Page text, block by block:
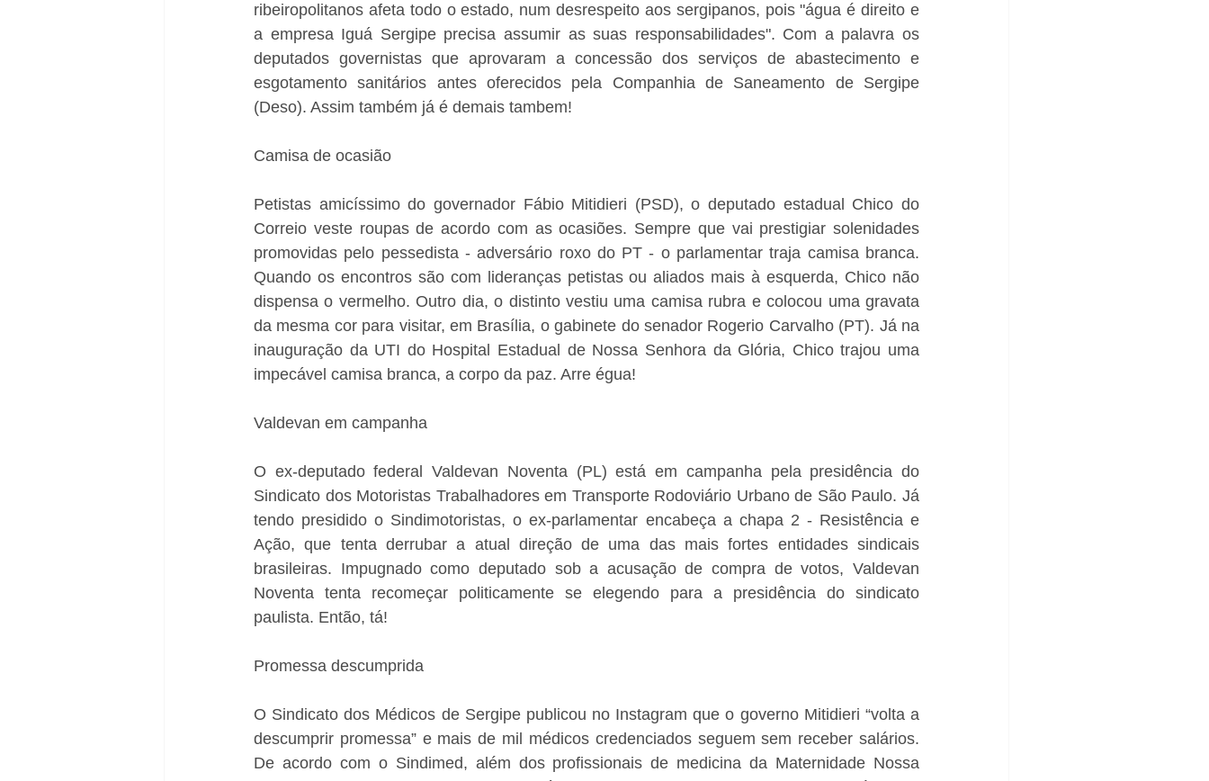
ribeiropolitanos afeta todo o estado, num desrespeito aos sergipanos, pois "água é direito e
a empresa Iguá Sergipe precisa assumir as suas responsabilidades". Com a palavra os
deputados governistas que aprovaram a concessão dos serviços de abastecimento e
esgotamento sanitários antes oferecidos pela Companhia de Saneamento de Sergipe
(Deso). Assim também já é demais tambem!
Camisa de ocasião
Petistas amicíssimo do governador Fábio Mitidieri (PSD), o deputado estadual Chico do
Correio veste roupas de acordo com as ocasiões. Sempre que vai prestigiar solenidades
promovidas pelo pessedista - adversário roxo do PT - o parlamentar traja camisa branca.
Quando os encontros são com lideranças petistas ou aliados mais à esquerda, Chico não
dispensa o vermelho. Outro dia, o distinto vestiu uma camisa rubra e colocou uma gravata
da mesma cor para visitar, em Brasília, o gabinete do senador Rogerio Carvalho (PT). Já na
inauguração da UTI do Hospital Estadual de Nossa Senhora da Glória, Chico trajou uma
impecável camisa branca, a corpo da paz. Arre égua!
Valdevan em campanha
O ex-deputado federal Valdevan Noventa (PL) está em campanha pela presidência do
Sindicato dos Motoristas Trabalhadores em Transporte Rodoviário Urbano de São Paulo. Já
tendo presidido o Sindimotoristas, o ex-parlamentar encabeça a chapa 2 - Resistência e
Ação, que tenta derrubar a atual direção de uma das mais fortes entidades sindicais
brasileiras. Impugnado como deputado sob a acusação de compra de votos, Valdevan
Noventa tenta recomeçar politicamente se elegendo para a presidência do sindicato
paulista. Então, tá!
Promessa descumprida
O Sindicato dos Médicos de Sergipe publicou no Instagram que o governo Mitidieri “volta a
descumprir promessa” e mais de mil médicos credenciados seguem sem receber salários.
De acordo com o Sindimed, além dos profissionais de medicina da Maternidade Nossa